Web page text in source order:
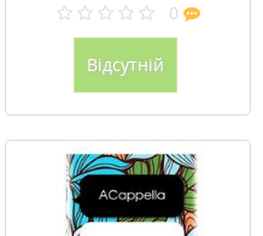
0
Відсутній